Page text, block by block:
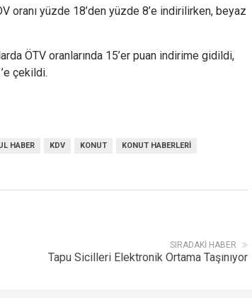
oranı yüzde 18’den yüzde 8’e indirilirken, beyaz
ÖTV oranlarında 15’er puan indirime gidildi,
çekildi.
HABER KDV KONUT KONUT HABERLERI
SIRADAKI HABER
Tapu Sicilleri Elektronik Ortama Taşınıyor